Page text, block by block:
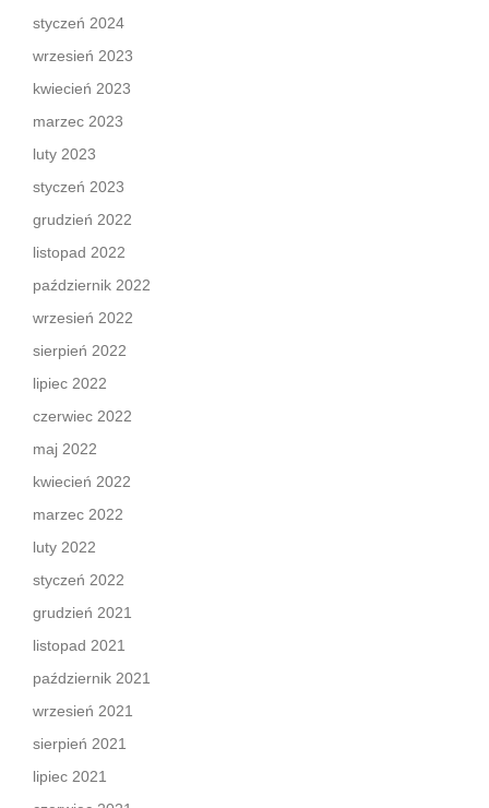
styczeń 2024
wrzesień 2023
kwiecień 2023
marzec 2023
luty 2023
styczeń 2023
grudzień 2022
listopad 2022
październik 2022
wrzesień 2022
sierpień 2022
lipiec 2022
czerwiec 2022
maj 2022
kwiecień 2022
marzec 2022
luty 2022
styczeń 2022
grudzień 2021
listopad 2021
październik 2021
wrzesień 2021
sierpień 2021
lipiec 2021